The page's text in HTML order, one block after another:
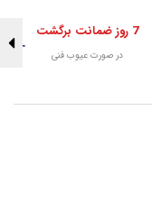
7 روز ضمانت برگشت
در صورت عیوب فنی